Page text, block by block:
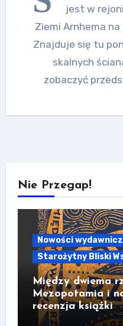
jest w
Ziemi Arnhema na
Znajduje się tu
skalnych
zobaczyć
Nie Przegap!
Nowości
Starożytny Bliski
Między dwiema
Mezopotamia i
recenzja książki